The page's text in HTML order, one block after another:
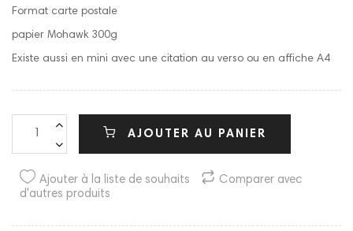
Format carte postale
papier Mohawk 300g
Existe aussi en mini avec une citation au verso ou en affiche A4
AJOUTER AU PANIER
Ajouter à la liste de souhaits
Comparer avec
d'autres produits